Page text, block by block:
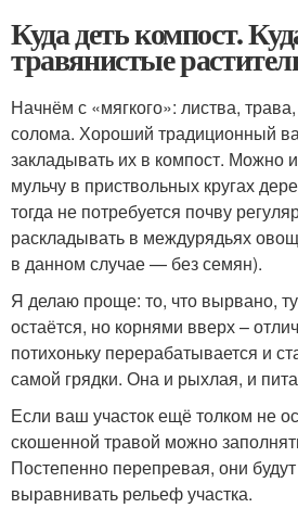
Куда деть компост.
травянистые
Начнём с «мягкого»: листва,
солома. Хороший традиционный
закладывать их в компост. Можно
мульчу в приствольных кругах
тогда не потребуется почву
раскладывать в междурядьях
в данном случае — без семян).
Я делаю проще: то, что вырвано,
остаётся, но корнями вверх –
потихоньку перерабатывается и
самой грядки. Она и рыхлая, и
Если ваш участок ещё толком не
скошенной травой можно
Постепенно перепревая, они
выравнивать рельеф участка.